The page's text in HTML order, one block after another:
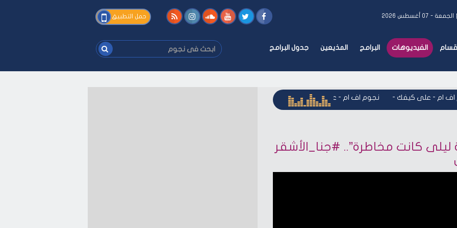
الجمعة - ٠٧ أغسطس ٢٠٢٦ حمل التطبيق
الفيديوهات البرامج المذيعين جدول البرامج
ابحث
فى
فى
-ام - على كيفك - نجوم اف ام - على كيفك نجوم اف ام - على كيفك
كانت مخاطرة”.. #جنا_الأشقر